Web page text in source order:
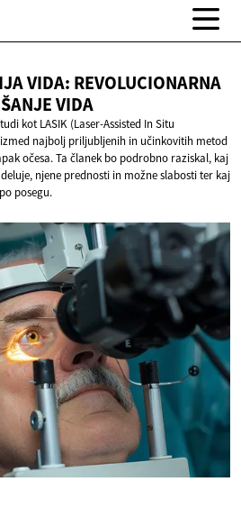
VIDA: REVOLUCIONARNA
VIDA
kot LASIK (Laser-Assisted In Situ
najbolj priljubljenih in učinkovitih metod
očesa. Ta članek bo podrobno raziskal, kaj
njene prednosti in možne slabosti ter kaj
posegu.